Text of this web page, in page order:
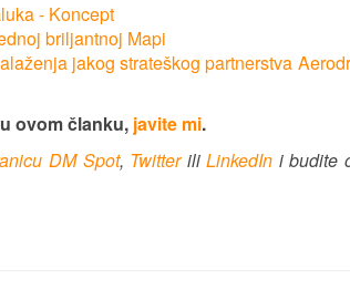
- Koncept
briljantnoj Mapi
jakog strateškog partnerstva
ovom članku, javite mi.
DM Spot, TwitteriliLinkedIn i budite